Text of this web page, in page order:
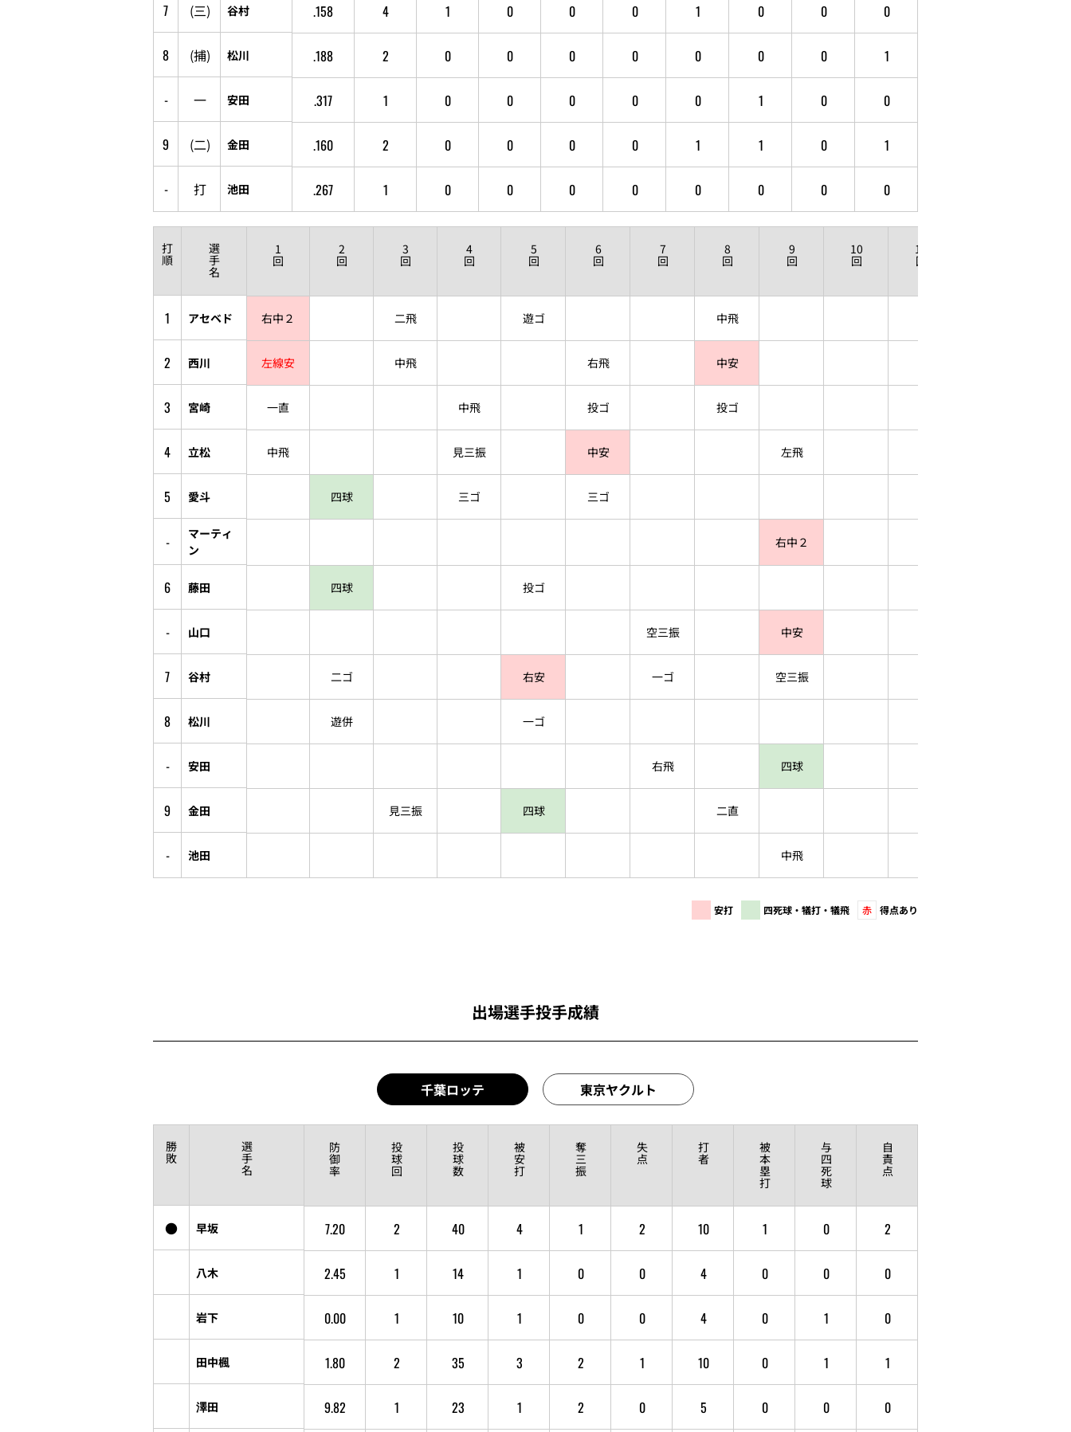
7 (三) 谷村 .158 4 1 0 0 0 1 0 0 0
8 (捕) 松川 .188 2 0 0 0 0 0 0 0 1
- 一 安田 .317 1 0 0 0 0 0 1 0 0
9 (二) 金田 .160 2 0 0 0 0 1 1 0 1
- 打 池田 .267 1 0 0 0 0 0 0 0 0
打
順
選
手
名
1
回
2
回
3
回
4
回
5
回
6
回
7
回
8
回
9
回
10
回
11
回
1 アセベド 右中２ 二飛 遊ゴ 中飛
2 西川 左線安 中飛 右飛 中安
3 宮崎 一直 中飛 投ゴ 投ゴ
4 立松 中飛 見三振 中安 左飛
5 愛斗 四球 三ゴ 三ゴ
-
マーティ
ン
右中２
6 藤田 四球 投ゴ
- 山口 空三振 中安
7 谷村 二ゴ 右安 一ゴ 空三振
8 松川 遊併 一ゴ
- 安田 右飛 四球
9 金田 見三振 四球 二直
- 池田 中飛
安打 四死球・犠打・犠飛 赤 得点あり
出場選手投手成績
千葉ロッテ 東京ヤクルト
勝
敗
選
手
名
防
御
率
投
球
回
投
球
数
被
安
打
奪
三
振
失
点
打
者
被
本
塁
打
与
四
死
球
自
責
点
● 早坂 7.20 2 40 4 1 2 10 1 0 2
八木 2.45 1 14 1 0 0 4 0 0 0
岩下 0.00 1 10 1 0 0 4 0 1 0
田中楓 1.80 2 35 3 2 1 10 0 1 1
澤田 9.82 1 23 1 2 0 5 0 0 0